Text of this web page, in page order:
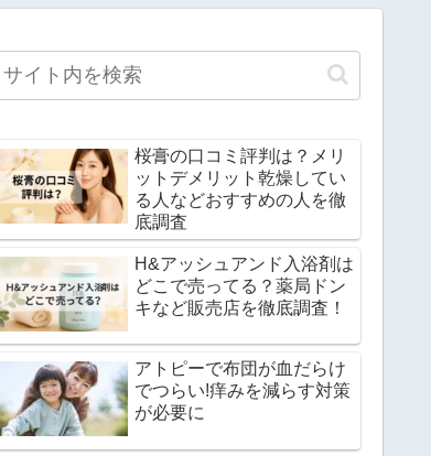
桜膏の口コミ評判は？メリ
ットデメリット乾燥してい
る人などおすすめの人を徹
底調査
H&アッシュアンド入浴剤は
どこで売ってる？薬局ドン
キなど販売店を徹底調査！
アトピーで布団が血だらけ
でつらい!痒みを減らす対策
が必要に